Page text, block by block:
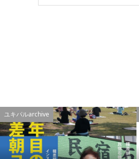
ユキパルarchive